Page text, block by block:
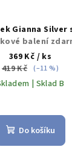
Gianna
balení
369 Kč / ks
419 Kč (–11 %)
| Sklad B
Do košíku